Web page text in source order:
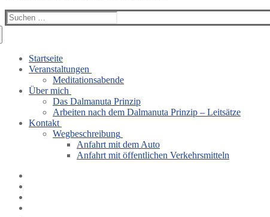
Suchen
nach:
Startseite
Veranstaltungen
Meditationsabende
Über mich
Das Dalmanuta Prinzip
Arbeiten nach dem Dalmanuta Prinzip – Leitsätze
Kontakt
Wegbeschreibung
Anfahrt mit dem Auto
Anfahrt mit öffentlichen Verkehrsmitteln